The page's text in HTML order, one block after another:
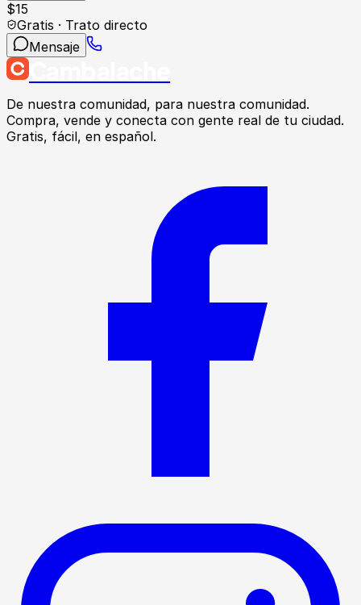
$15
Gratis · Trato directo
Mensaje
De nuestra comunidad, para nuestra comunidad.
Compra, vende y conecta con gente real de tu ciudad.
Gratis, fácil, en español.